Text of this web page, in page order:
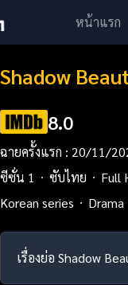
หน้าแรก
Shadow
8.0
ฉายครั้งแรก : 20/11/
ซีซั่น 1
ซับไทย
Full
Korean series
Drama
เรื่องย่อ Shadow